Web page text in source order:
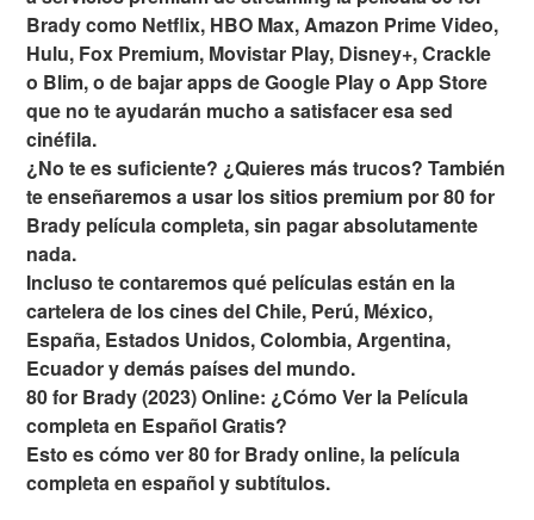
Brady como Netflix, HBO Max, Amazon Prime Video,
Hulu, Fox Premium, Movistar Play, Disney+, Crackle
o Blim, o de bajar apps de Google Play o App Store
que no te ayudarán mucho a satisfacer esa sed
cinéfila.
¿No te es suficiente? ¿Quieres más trucos? También
te enseñaremos a usar los sitios premium por 80 for
Brady película completa, sin pagar absolutamente
nada.
Incluso te contaremos qué películas están en la
cartelera de los cines del Chile, Perú, México,
España, Estados Unidos, Colombia, Argentina,
Ecuador y demás países del mundo.
80 for Brady (2023) Online: ¿Cómo Ver la Película
completa en Español Gratis?
Esto es cómo ver 80 for Brady online, la película
completa en español y subtítulos.